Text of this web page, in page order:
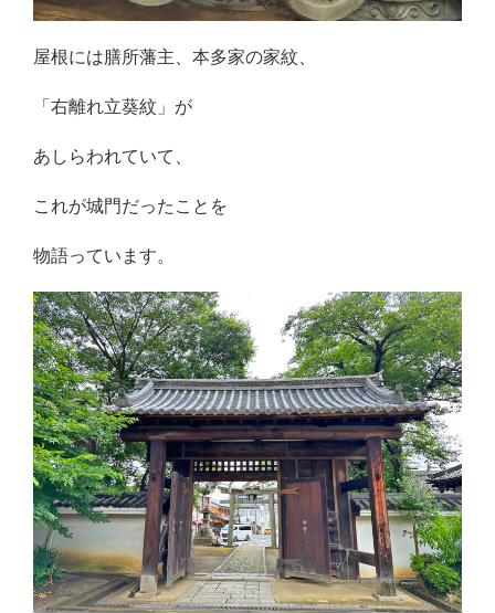
屋根には膳所藩主、本多家の家紋、
「右離れ立葵紋」が
あしらわれていて、
これが城門だったことを
物語っています。